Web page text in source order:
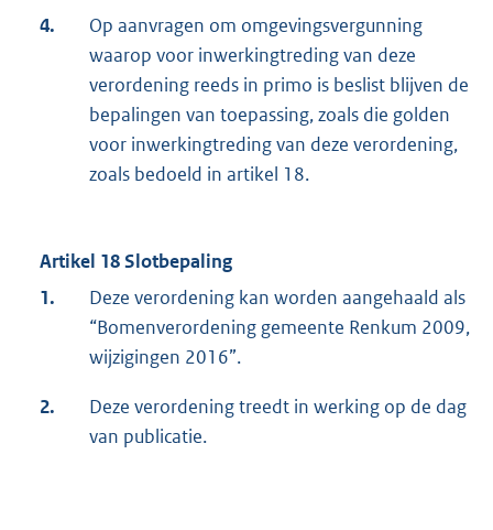
4.
Op aanvragen om omgevingsvergunning
waarop voor inwerkingtreding van deze
verordening reeds in primo is beslist blijven de
bepalingen van toepassing, zoals die golden
voor inwerkingtreding van deze verordening,
zoals bedoeld in artikel 18.
Artikel 18 Slotbepaling
1.
Deze verordening kan worden aangehaald als
“Bomenverordening gemeente Renkum 2009,
wijzigingen 2016”.
2.
Deze verordening treedt in werking op de dag
van publicatie.